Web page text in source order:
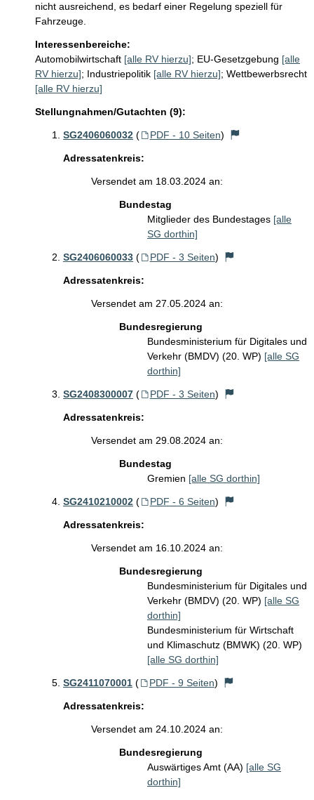
nicht ausreichend, es bedarf einer Regelung speziell für
Fahrzeuge.
Interessenbereiche:
Automobilwirtschaft [alle RV hierzu]; EU-Gesetzgebung [alle
RV hierzu]; Industriepolitik [alle RV hierzu]; Wettbewerbsrecht
[alle RV hierzu]
Stellungnahmen/Gutachten (9):
SG2406060032 ( PDF - 10 Seiten)
Adressatenkreis:
Versendet am 18.03.2024 an:
Bundestag
Mitglieder des Bundestages [alle
SG dorthin]
SG2406060033 ( PDF - 3 Seiten)
Adressatenkreis:
Versendet am 27.05.2024 an:
Bundesregierung
Bundesministerium für Digitales und
Verkehr (BMDV) (20. WP) [alle SG
dorthin]
SG2408300007 ( PDF - 3 Seiten)
Adressatenkreis:
Versendet am 29.08.2024 an:
Bundestag
Gremien [alle SG dorthin]
SG2410210002 ( PDF - 6 Seiten)
Adressatenkreis:
Versendet am 16.10.2024 an:
Bundesregierung
Bundesministerium für Digitales und
Verkehr (BMDV) (20. WP) [alle SG
dorthin]
Bundesministerium für Wirtschaft
und Klimaschutz (BMWK) (20. WP)
[alle SG dorthin]
SG2411070001 ( PDF - 9 Seiten)
Adressatenkreis:
Versendet am 24.10.2024 an:
Bundesregierung
Auswärtiges Amt (AA) [alle SG
dorthin]